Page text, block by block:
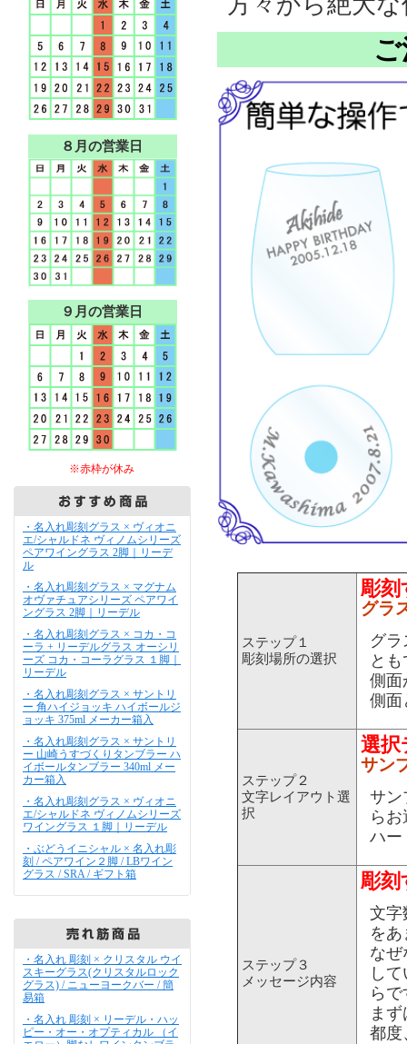
８月の営業日
９月の営業日
※赤枠が休み
・名入れ彫刻グラス × ヴィオニ
エ/シャルドネ ヴィノムシリーズ
ペアワイングラス 2脚｜リーデ
ル
・名入れ彫刻グラス × マグナム
オヴァチュアシリーズ ペアワイ
ングラス 2脚｜リーデル
・名入れ彫刻グラス × コカ・コ
ーラ + リーデルグラス オーシリ
ーズ コカ・コーラグラス １脚｜
リーデル
・名入れ彫刻グラス × サントリ
ー 角ハイジョッキ ハイボールジ
ョッキ 375ml メーカー箱入
・名入れ彫刻グラス × サントリ
ー 山崎うすづくりタンブラー ハ
イボールタンブラー 340ml メー
カー箱入
・名入れ彫刻グラス × ヴィオニ
エ/シャルドネ ヴィノムシリーズ
ワイングラス １脚｜リーデル
・ぶどうイニシャル × 名入れ彫
刻 / ペアワイン２脚 / LBワイン
グラス / SRA / ギフト箱
・名入れ 彫刻 × クリスタル ウイ
スキーグラス(クリスタルロック
グラス) / ニューヨークバー / 簡
易箱
・名入れ 彫刻 × リーデル・ハッ
ピー・オー・オプティカル （イ
ステップ１
彫刻場所の選択
彫
グラ
グ
と
側面
側面
ステップ２
文字レイアウト選
択
選
サン
サン
ら
ハ
ステップ３
メッセージ内容
彫
文字
を
なぜ
し
ら
ま
都度